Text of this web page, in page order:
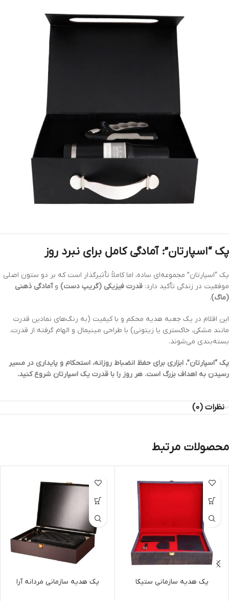
پک “اسپارتان”: آمادگی کامل برای نبرد روز
پک “اسپارتان” مجموعه‌ای ساده، اما کاملاً تأثیرگذار است که بر دو ستون اصلی
موفقیت در زندگی تأکید دارد: قدرت فیزیکی (گریپ دست) وآمادگی ذهنی
(ماگ).
این اقلام در یک جعبه هدیه محکم و با کیفیت (به رنگ‌های نمادین قدرت
مانند مشکی، خاکستری یا زیتونی) با طراحی مینیمال و الهام گرفته از قدرت،
بسته‌بندی می‌شوند.
پک “اسپارتان”، ابزاری برای حفظ انضباط روزانه، استحکام و پایداری در مسیر
رسیدن به اهداف بزرگ است. هر روز را با قدرت یک اسپارتان شروع کنید.
نظرات (0)
محصولات مرتبط
پک هدیه سازمانی ستیکا پک هدیه سازمانی مردانه آرا